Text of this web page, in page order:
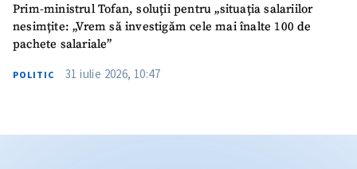
Prim-ministrul Tofan, soluții pentru „situația salariilor
nesimțite: „Vrem să investigăm cele mai înalte 100 de
pachete salariale”
POLITIC 31 iulie 2026, 10:47